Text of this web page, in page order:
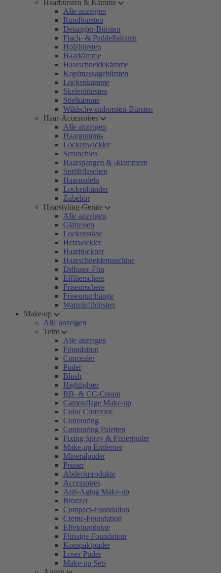
Haarbürsten & Kämme
Alle anzeigen
Rundbürsten
Detangler-Bürsten
Flach- & Paddelbürsten
Holzbürsten
Haarkämme
Haarschneidekämme
Kopfmassagebürsten
Lockenkämme
Skelettbürsten
Stielkämme
Wildschweinborsten-Bürsten
Haar-Accessoires
Alle anzeigen
Haargummis
Lockenwickler
Scrunchies
Haarspangen & -klammern
Sprühflaschen
Haarnadeln
Lockenbänder
Zubehör
Haarstyling-Geräte
Alle anzeigen
Glätteisen
Lockenstäbe
Heizwickler
Haartrockner
Haarschneidemaschine
Diffusor-Fön
Effilierschere
Friseurschere
Friseurumhänge
Warmluftbürsten
Make-up
Alle anzeigen
Teint
Alle anzeigen
Foundation
Concealer
Puder
Blush
Highlighter
BB- & CC-Cream
Camouflage Make-up
Color Corrector
Contouring
Contouring Paletten
Fixing Spray & Fixierpuder
Make-up Entferner
Mineralpuder
Primer
Abdeckprodukte
Accessoires
Anti-Aging Make-up
Bronzer
Compact-Foundation
Creme-Foundation
Effektprodukte
Flüssige Foundation
Kompaktpuder
Loser Puder
Make-up Sets